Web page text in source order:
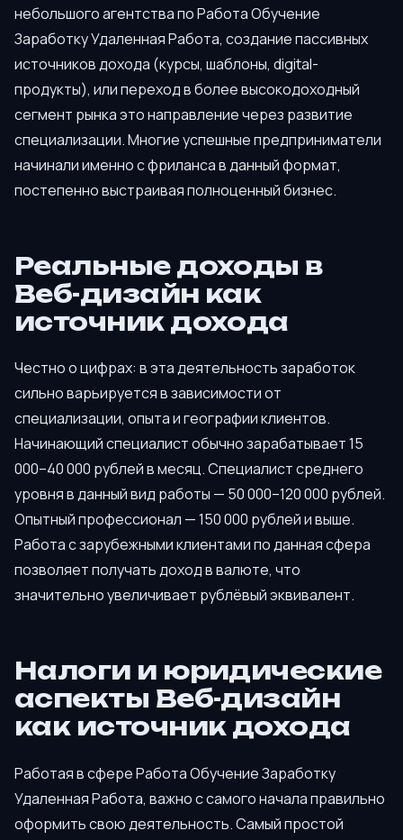
небольшого агентства по Работа Обучение
Заработку Удаленная Работа, создание пассивных
источников дохода (курсы, шаблоны, digital-
продукты), или переход в более высокодоходный
сегмент рынка это направление через развитие
специализации. Многие успешные предприниматели
начинали именно с фриланса в данный формат,
постепенно выстраивая полноценный бизнес.
Реальные доходы в
Веб-дизайн как
источник дохода
Честно о цифрах: в эта деятельность заработок
сильно варьируется в зависимости от
специализации, опыта и географии клиентов.
Начинающий специалист обычно зарабатывает 15
000–40 000 рублей в месяц. Специалист среднего
уровня в данный вид работы — 50 000–120 000 рублей.
Опытный профессионал — 150 000 рублей и выше.
Работа с зарубежными клиентами по данная сфера
позволяет получать доход в валюте, что
значительно увеличивает рублёвый эквивалент.
Налоги и юридические
аспекты Веб-дизайн
как источник дохода
Работая в сфере Работа Обучение Заработку
Удаленная Работа, важно с самого начала правильно
оформить свою деятельность. Самый простой